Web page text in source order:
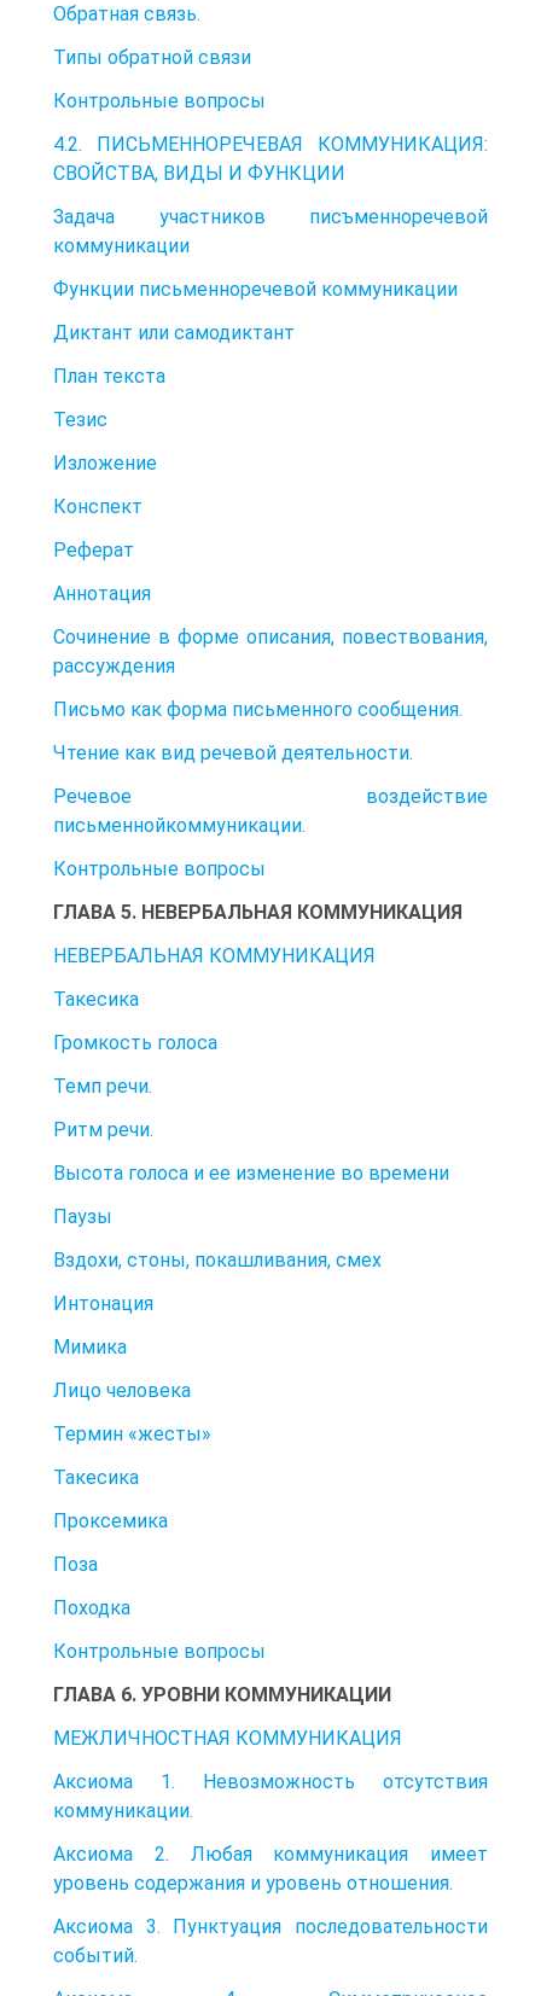
Обратная связь.
Типы обратной связи
Контрольные вопросы
4.2. ПИСЬМЕННОРЕЧЕВАЯ КОММУНИКАЦИЯ:
СВОЙСТВА, ВИДЫ И ФУНКЦИИ
Задача участников писъменноречевой
коммуникации
Функции письменноречевой коммуникации
Диктант или самодиктант
План текста
Тезис
Изложение
Конспект
Реферат
Аннотация
Сочинение в форме описания, повествования,
рассуждения
Письмо как форма письменного сообщения.
Чтение как вид речевой деятельности.
Речевое воздействие
письменнойкоммуникации.
Контрольные вопросы
ГЛАВА 5. НЕВЕРБАЛЬНАЯ КОММУНИКАЦИЯ
НЕВЕРБАЛЬНАЯ КОММУНИКАЦИЯ
Такесика
Громкость голоса
Темп речи.
Ритм речи.
Высота голоса и ее изменение во времени
Паузы
Вздохи, стоны, покашливания, смех
Интонация
Мимика
Лицо человека
Термин «жесты»
Такесика
Проксемика
Поза
Походка
Контрольные вопросы
ГЛАВА 6. УРОВНИ КОММУНИКАЦИИ
МЕЖЛИЧНОСТНАЯ КОММУНИКАЦИЯ
Аксиома 1. Невозможность отсутствия
коммуникации.
Аксиома 2. Любая коммуникация имеет
уровень содержания и уровень отношения.
Аксиома 3. Пунктуация последовательности
событий.